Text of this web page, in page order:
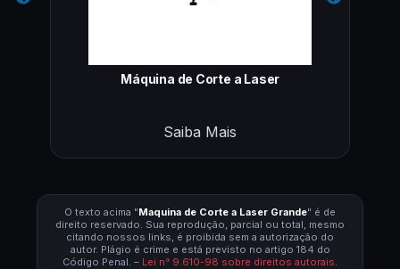
Máquina de Corte a Laser
Saiba Mais
O texto acima "Maquina de Corte a Laser Grande" é de
direito reservado. Sua reprodução, parcial ou total, mesmo
citando nossos links, é proibida sem a autorização do
autor. Plágio é crime e está previsto no artigo 184 do
Código Penal. – Lei n° 9.610-98 sobre direitos autorais.